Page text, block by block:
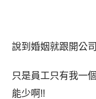
說到婚姻就跟開公
只是員工只有我一
能少啊!!